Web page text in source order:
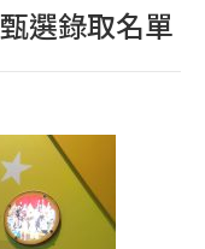
選錄取名單